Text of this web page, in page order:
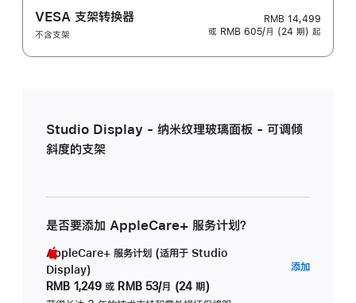
VESA 支架转换器
不含支架
RMB 14,499
或 RMB 605/月 (24 期) 起
Studio Display - 纳米纹理玻璃面板 - 可调倾
斜度的支架
是否要添加 AppleCare+ 服务计划？
AppleCare+ 服务计划 (适用于 Studio
Display)
RMB 1,249 或 RMB 53/月 (24 期)
添加